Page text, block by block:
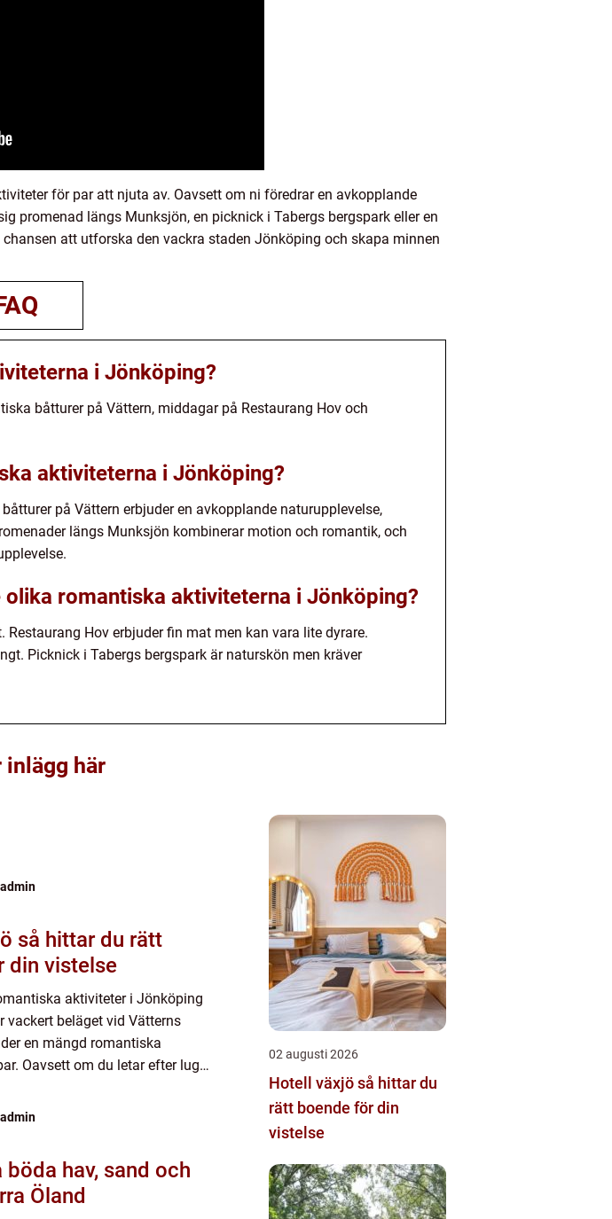
för par att njuta av. Oavsett om ni föredrar en avkopplande
promenad längs Munksjön, en picknick i Tabergs bergspark eller en
att utforska den vackra staden Jönköping och skapa minnen
i Jönköping?
båtturer på Vättern, middagar på Restaurang Hov och
aktiviteterna i Jönköping?
på Vättern erbjuder en avkopplande naturupplevelse,
längs Munksjön kombinerar motion och romantik, och
romantiska aktiviteterna i Jönköping?
Hov erbjuder fin mat men kan vara lite dyrare.
Picknick i Tabergs bergspark är naturskön men kräver
inlägg här
admin
din vistelse
aktiviteter i Jönköping
vackert beläget vid Vätterns
en mängd romantiska
Oavsett om du letar efter lugn
admin
sand och
Öland
02 augusti 2026
Hotell växjö så hittar du
rätt boende för din
vistelse